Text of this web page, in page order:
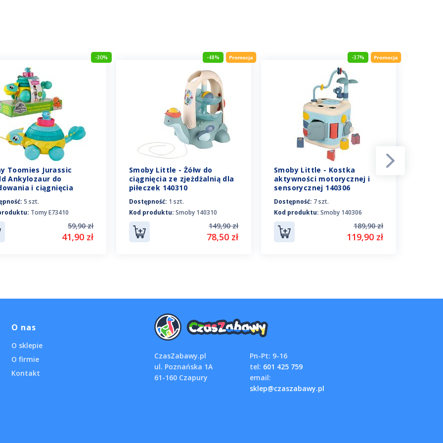
-30%
Toomies Jurassic
Ankylozaur do
i ciągnięcia
5 szt.
Tomy E73410
59,90 zł
41,90 zł
-48%
Smoby Little - Żółw do
ciągnięcia ze zjeżdżalnią dla
piłeczek 140310
Dostępność: 1 szt.
Kod produktu: Smoby 140310
149,90 zł
78,50 zł
-37%
Smoby Little - Kostka
aktywności motorycznej i
sensorycznej 140306
Dostępność: 7 szt.
Kod produktu: Smoby 140306
189,90 zł
119,90 zł
O nas
O sklepie
O firmie
Kontakt
CzasZabawy.pl
ul. Poznańska 1A
61-160 Czapury
Pn-Pt: 9-16
tel: 601 425 759
email:
sklep@czaszabawy.pl